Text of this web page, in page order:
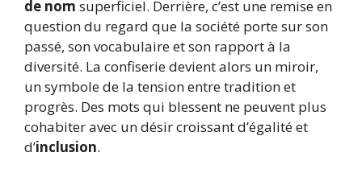
de nom superficiel. Derrière, c’est une remise en
question du regard que la société porte sur son
passé, son vocabulaire et son rapport à la
diversité. La confiserie devient alors un miroir,
un symbole de la tension entre tradition et
progrès. Des mots qui blessent ne peuvent plus
cohabiter avec un désir croissant d’égalité et
d’inclusion.